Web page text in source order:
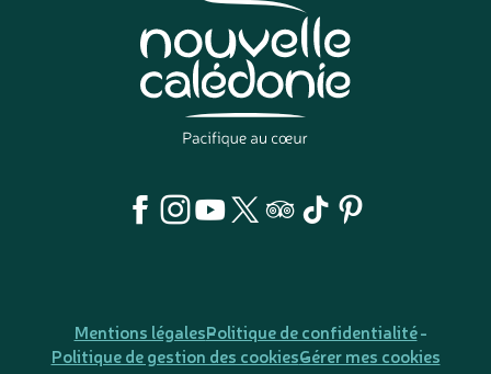
Mentions légalesPolitique de confidentialité
Politique de gestion des cookiesGérer mes cookies